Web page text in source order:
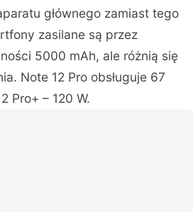
głównego zamiast tego
zasilane są przez
5000 mAh, ale różnią się
Note 12 Pro obsługuje 67
Pro+ – 120 W.